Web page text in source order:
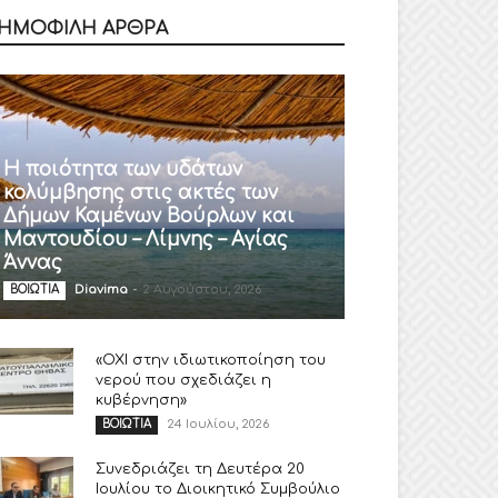
ΑΡΘΡΑ
Η ποιότητα των υδάτων
κολύμβησης στις ακτές των
Δήμων Καμένων Βούρλων και
Μαντουδίου – Λίμνης – Αγίας
Άννας
ΒΟΙΩΤΙΑ Diavima - 2 Αυγούστου, 2026
«ΟΧΙ στην ιδιωτικοποίηση του
νερού που σχεδιάζει η
κυβέρνηση»
ΒΟΙΩΤΙΑ 24 Ιουλίου, 2026
Συνεδριάζει τη Δευτέρα 20
Ιουλίου το Διοικητικό Συμβούλιο